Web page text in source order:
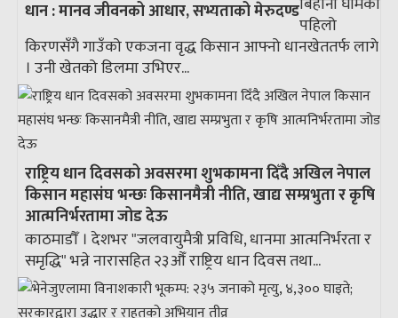
धान : मानव जीवनको आधार, सभ्यताको मेरुदण्ड
पहिलो
किरणसँगै गाउँको एकजना वृद्ध किसान आफ्नो धानखेततर्फ लागे
। उनी खेतको डिलमा उभिएर...
राष्ट्रिय धान दिवसको अवसरमा शुभकामना दिँदै अखिल नेपाल
किसान महासंघ भन्छः किसानमैत्री नीति, खाद्य सम्प्रभुता र कृषि
आत्मनिर्भरतामा जोड देऊ
काठमाडौँ । देशभर "जलवायुमैत्री प्रविधि, धानमा आत्मनिर्भरता र
समृद्धि" भन्ने नारासहित २३औँ राष्ट्रिय धान दिवस तथा...